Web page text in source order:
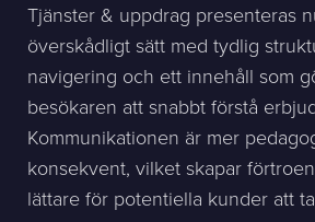
Tjänster & uppdrag presenteras
överskådligt sätt med tydlig
navigering och ett innehåll som
besökaren att snabbt förstå
Kommunikationen är mer
konsekvent, vilket skapar
lättare för potentiella kunder att